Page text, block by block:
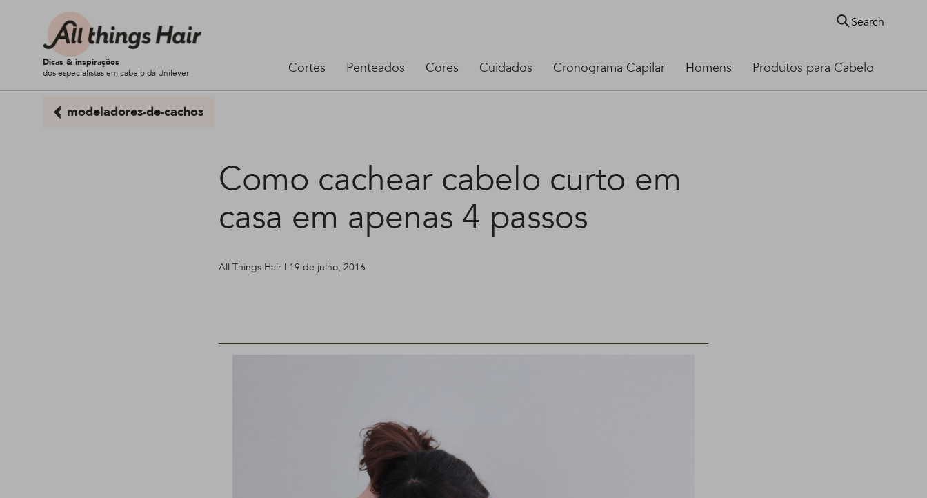
Dicas & inspirações
dos especialistas em cabelo da Unilever
Cortes Penteados Cores Cuidados Cronograma Capilar Homens Produtos para Cabelo
Search
modeladores-de-cachos
Como cachear cabelo curto em
casa em apenas 4 passos
All Things Hair | 19 de julho, 2016